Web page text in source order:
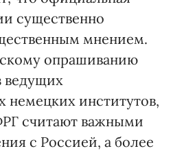
существенно
мнением.
опрашиванию
ведущих
немецких институтов,
считают важными
с Россией, а более